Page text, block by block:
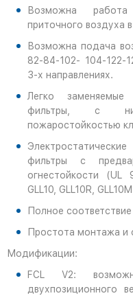
Возможна
приточного воздуха
Возможна подача
82-84-102- 104-122-
3-х направлениях.
Легко заменяемые
фильтры, с
пожаростойкостью
фильтры с
огнестойкости
GLL10, GLL10R,
Полное
Простота монтажа и
Модификации:
FCL V2:
двухпозиционного